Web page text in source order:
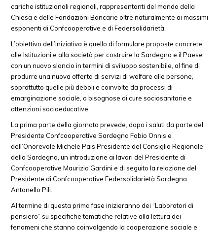
cariche istituzionali regionali, rappresentanti del mondo della
Chiesa e delle Fondazioni Bancarie oltre naturalmente ai massimi
esponenti di Confcooperative e di Federsolidarietà.
L’obiettivo dell’iniziativa è quello di formulare proposte concrete
alle Istituzioni e alla società per costruire la Sardegna e il Paese
con un nuovo slancio in termini di sviluppo sostenibile, al fine di
produrre una nuova offerta di servizi di welfare alle persone,
soprattutto quelle più deboli e coinvolte da processi di
emarginazione sociale, o bisognose di cure sociosanitarie e
attenzioni socioeducative.
La prima parte della giornata prevede, dopo i saluti da parte del
Presidente Confcooperative Sardegna Fabio Onnis e
dell’Onorevole Michele Pais Presidente del Consiglio Regionale
della Sardegna, un introduzione ai lavori del Presidente di
Confcooperative Maurizio Gardini e di seguito la relazione del
Presidente di Confcooperative Federsolidarietà Sardegna
Antonello Pili.
Al termine di questa prima fase inizieranno dei “Laboratori di
pensiero” su specifiche tematiche relative alla lettura dei
fenomeni che stanno coinvolgendo la cooperazione sociale e